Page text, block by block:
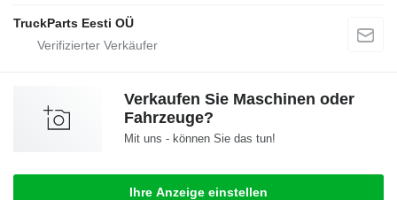
TruckParts Eesti OÜ
Verkaufen Sie Maschinen oder
Fahrzeuge?
Mit uns - können Sie das tun!
Ihre Anzeige einstellen